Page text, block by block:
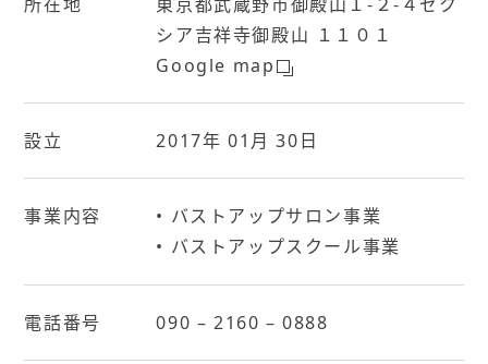
シア吉祥寺御殿山 １１０１
Google map
設立 2017年 01月 30日
事業内容
• バストアップサロン事業
• バストアップスクール事業
電話番号 090 – 2160 – 0888